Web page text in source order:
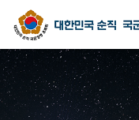
유족회 소개